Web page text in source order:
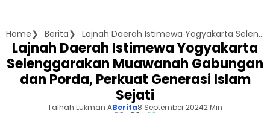
Home Berita Lajnah Daerah Istimewa Yogyakarta Selenggarakan Muawanah Gabungan dan Porda, Perkuat Generasi Islam Sejati
Lajnah Daerah Istimewa Yogyakarta
Selenggarakan Muawanah Gabungan
dan Porda, Perkuat Generasi Islam
Sejati
Talhah Lukman ABerita8 September 20242 Min